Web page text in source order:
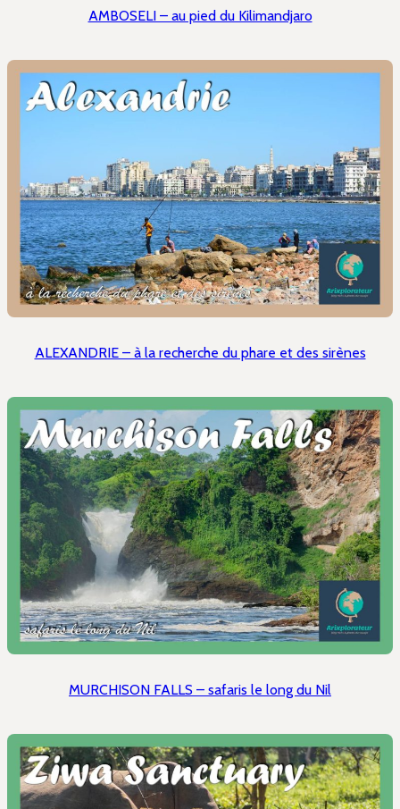
AMBOSELI – au pied du Kilimandjaro
ALEXANDRIE – à la recherche du phare et des sirènes
MURCHISON FALLS – safaris le long du Nil